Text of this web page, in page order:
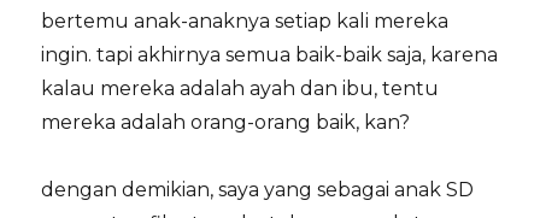
bertemu anak-anaknya setiap kali mereka
ingin. tapi akhirnya semua baik-baik saja, karena
kalau mereka adalah ayah dan ibu, tentu
mereka adalah orang-orang baik, kan?
dengan demikian, saya yang sebagai anak SD